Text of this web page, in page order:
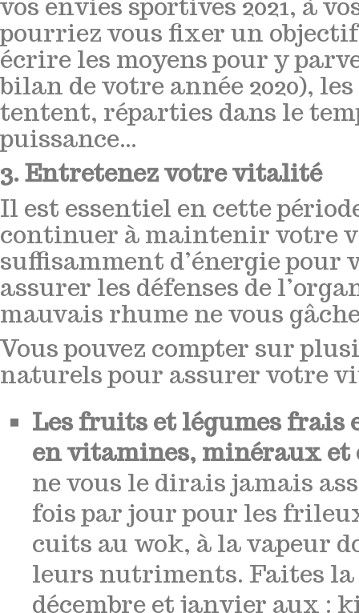
vos envies sportives 2021, à
pourriez vous fixer un objectif
écrire les moyens pour y
bilan de votre année 2020),
tentent, réparties dans le
puissance…
3. Entretenez votre vitalité
Il est essentiel en cette
continuer à maintenir votre
suffisamment d’énergie pour
assurer les défenses de
mauvais rhume ne vous
Vous pouvez compter sur
naturels pour assurer votre
Les fruits et légumes frais
en vitamines, minéraux et
ne vous le dirais jamais
fois par jour pour les
cuits au wok, à la vapeur
leurs nutriments. Faites la
décembre et janvier aux :